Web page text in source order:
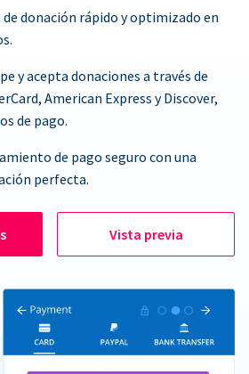
donación rápido y optimizado en
y acepta donaciones a través de
American Express y Discover,
de pago.
de pago seguro con una
perfecta.
Vista previa